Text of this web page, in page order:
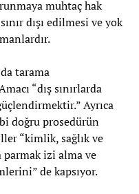
muhtaç hak
dışı edilmesi ve yok
tarama
“dış sınırlarda
Ayrıca
doğru prosedürün
“kimlik, sağlık ve
izi alma ve
de kapsıyor.